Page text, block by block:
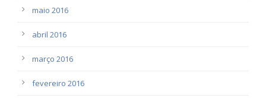
maio 2016
abril 2016
março 2016
fevereiro 2016